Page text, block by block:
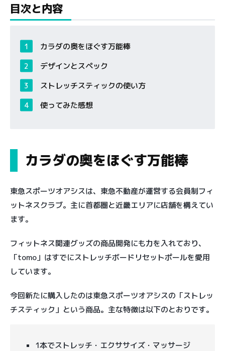
目次と内容
カラダの奥をほぐす万能棒
デザインとスペック
ストレッチスティックの使い方
使ってみた感想
カラダの奥をほぐす万能棒
東急スポーツオアシスは、東急不動産が運営する会員制フィ
ットネスクラブ。主に首都圏と近畿エリアに店舗を構えてい
ます。
フィットネス関連グッズの商品開発にも力を入れており、
「tomo」はすでにストレッチボードリセットポールを愛用
しています。
今回新たに購入したのは東急スポーツオアシスの「ストレッ
チスティック」という商品。主な特徴は以下のとおりです。
1本でストレッチ・エクササイズ・マッサージ